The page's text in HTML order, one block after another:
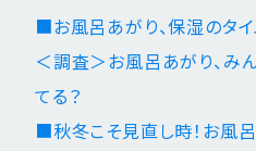
■お風呂あがり、保湿のタ
＜調査＞お風呂あがり、み
てる？
■秋冬こそ見直し時！お風